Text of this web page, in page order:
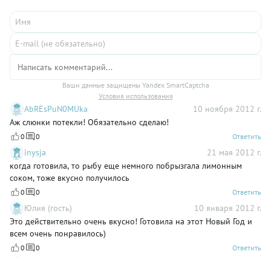
Ваши данные защищены Yandex SmartCaptcha
Условия использования
AbREsPuN0MUka
10 ноября 2012 г.
Аж слюнки потекли! Обязательно сделаю!
0 0 Ответить
inysja
21 мая 2012 г.
когда готовила, то рыбу еще немного побрызгала лимонным
соком, тоже вкусно получилось
0 0 Ответить
Юлия (гость)
10 января 2012 г.
Это действительно очень вкусно! Готовила на этот Новый Год и
всем очень понравилось)
0 0 Ответить